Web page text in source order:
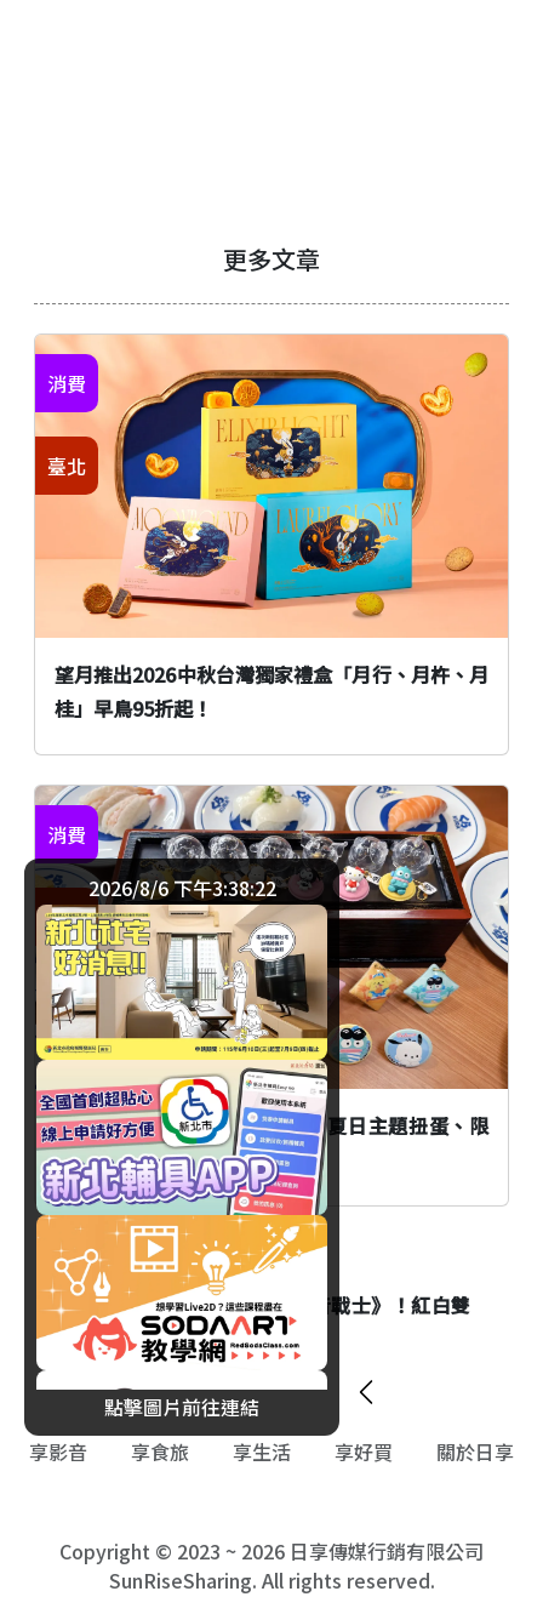
更多文章
望月推出2026中秋台灣獨家禮盒「月行、月杵、月
桂」早鳥95折起！
消費
臺北
藏壽司×三麗鷗家族8/7開跑！夏日主題扭蛋、限
定甜點萌翻夏天
消費
臺北
消費
肯德基首度聯名《新世紀福音戰士》！紅白雙
醬、獨家周邊等著你！
2026/8/6 下午3:38:22
點擊圖片前往連結
享影音
享食旅 享生活 享好買 關於日享
Copyright © 2023 ~ 2026 日享傳媒行銷有限公司
SunRiseSharing. All rights reserved.